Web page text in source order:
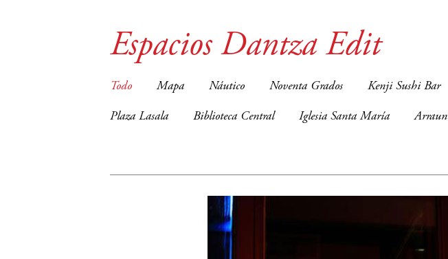
Espacios Dantza Edit
Todo Mapa Náutico Noventa Grados Kenji Sushi Bar
Plaza Lasala Biblioteca Central Iglesia Santa María Arraun